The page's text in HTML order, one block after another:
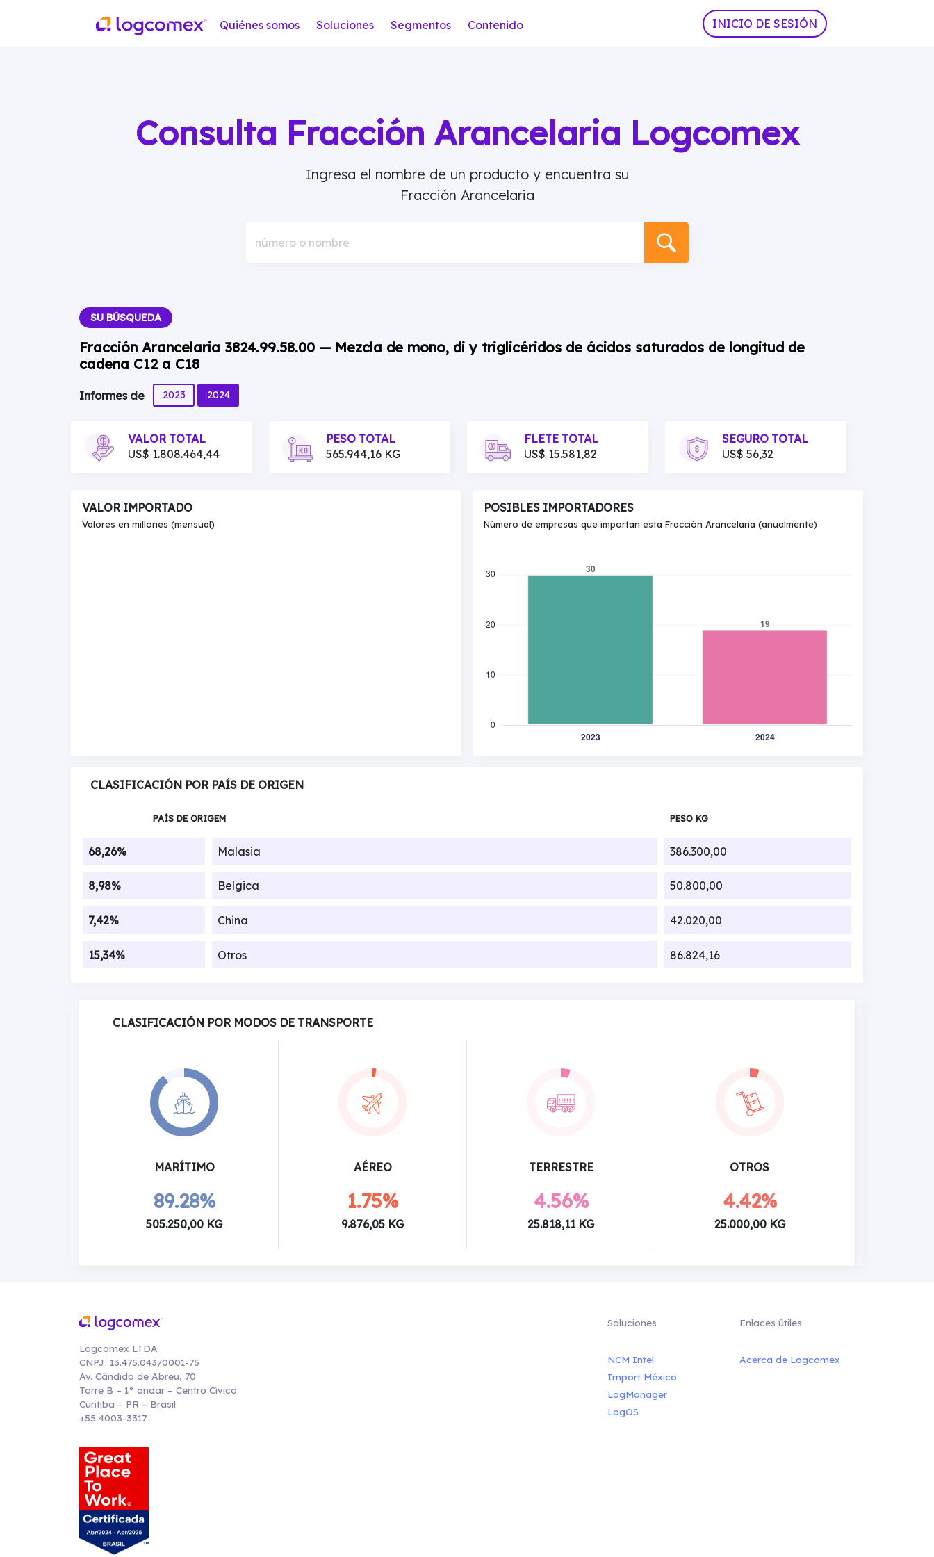
Quiénes somos Soluciones Segmentos Contenido INICIO DE SESIÓN
Consulta Fracción Arancelaria Logcomex
Ingresa el nombre de un producto y encuentra su
Fracción Arancelaria
número o nombre
SU BÚSQUEDA
Fracción Arancelaria 3824.99.58.00 — Mezcla de mono, di y triglicéridos de ácidos saturados de longitud de
cadena C12 a C18
Informes de 2023 2024
VALOR TOTAL
US$ 1.808.464,44
PESO TOTAL
565.944,16 KG
FLETE TOTAL
US$ 15.581,82
SEGURO TOTAL
US$ 56,32
VALOR IMPORTADO
Valores en millones (mensual)
POSIBLES IMPORTADORES
Número de empresas que importan esta Fracción Arancelaria (anualmente)
CLASIFICACIÓN POR PAÍS DE ORIGEN
PAÍS DE ORIGEM PESO KG
68,26% Malasia 386.300,00
8,98% Belgica 50.800,00
7,42% China 42.020,00
15,34% Otros 86.824,16
CLASIFICACIÓN POR MODOS DE TRANSPORTE
MARÍTIMO
89.28%
505.250,00 KG
AÉREO
1.75%
9.876,05 KG
TERRESTRE
4.56%
25.818,11 KG
OTROS
4.42%
25.000,00 KG
Logcomex LTDA
CNPJ: 13.475.043/0001-75
Av. Cândido de Abreu, 70
Torre B – 1° andar – Centro Cívico
Curitiba – PR – Brasil
+55 4003-3317
Soluciones
NCM Intel
Import México
LogManager
LogOS
Enlaces útiles
Acerca de Logcomex